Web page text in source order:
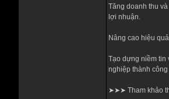
Tăng doanh thu
lợi nhuận.
Nâng cao hiệu
Tạo dựng niềm tin
nghiệp thành
➤➤➤ Tham khảo